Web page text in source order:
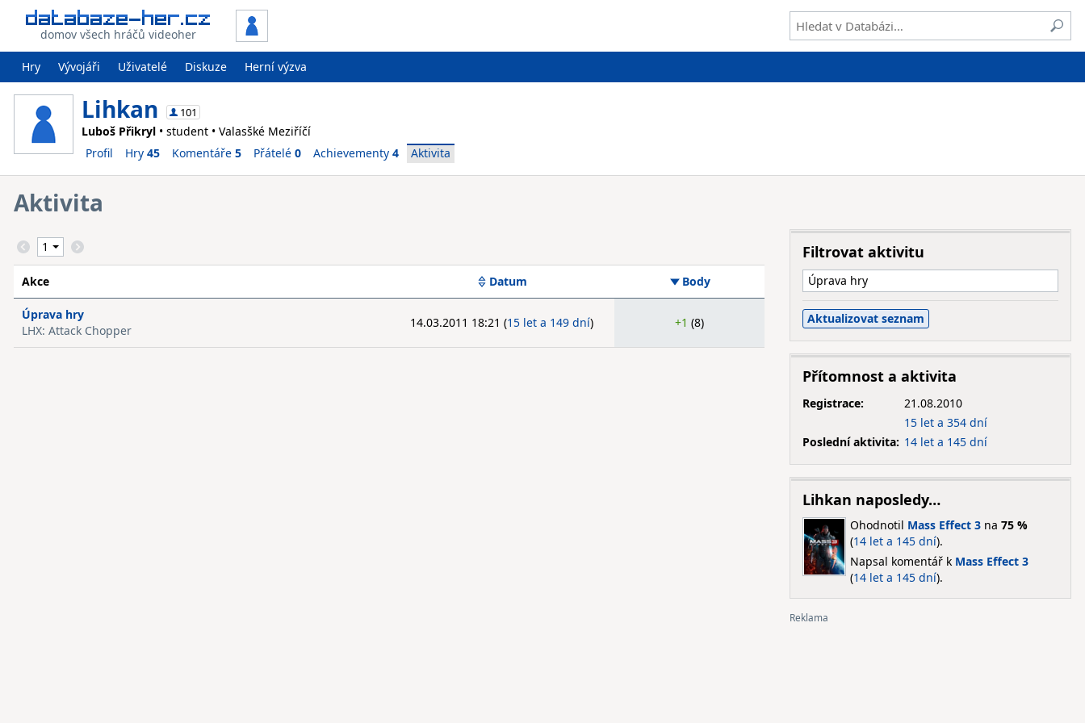
domov všech hráčů videoher
Hry Vývojáři Uživatelé Diskuze Herní výzva
Lihkan 101
Luboš Přikryl • student • Valasšké Meziříčí
Profil
Hry 45 Komentáře 5 Přátelé 0 Achievementy 4 Aktivita
Aktivita
Akce Datum Body
Úprava hry
LHX: Attack Chopper
14.03.2011 18:21 (15 let a 149 dní) +1 (8)
Filtrovat aktivitu
Úprava hry
Přítomnost a aktivita
Registrace:
21.08.2010
15 let a 354 dní
Poslední aktivita: 14 let a 145 dní
Lihkan naposledy…
Ohodnotil Mass Effect 3na 75 %
(14 let a 145 dní).
Napsal komentář k Mass Effect 3
(14 let a 145 dní).